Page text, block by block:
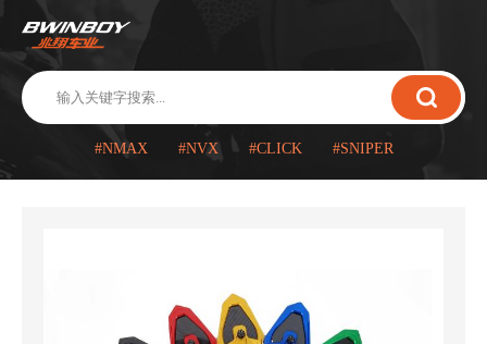
#NMAX #NVX #CLICK #SNIPER